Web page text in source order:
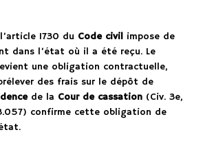
1730 du Code civil impose de
dans l’état où il a été reçu. Le
une obligation contractuelle,
des frais sur le dépôt de
de la Cour de cassation (Civ. 3e,
confirme cette obligation de